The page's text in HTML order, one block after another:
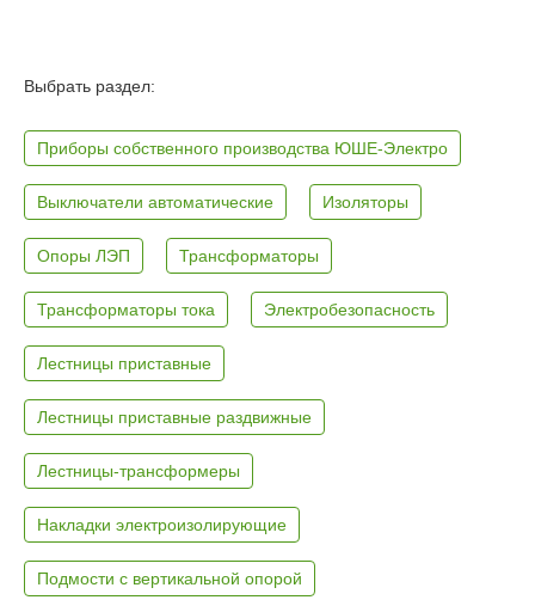
Выбрать раздел:
Приборы собственного производства ЮШЕ-Электро
Выключатели автоматические Изоляторы
Опоры ЛЭП Трансформаторы
Трансформаторы тока Электробезопасность
Лестницы приставные
Лестницы приставные раздвижные
Лестницы-трансформеры
Накладки электроизолирующие
Подмости с вертикальной опорой